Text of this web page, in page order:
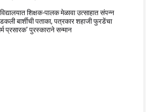
विद्यालयात शिक्षक-पालक मेळावा उत्साहात संपन्न
बार्शीची पताका, पत्रकार शहाजी फुरडेंचा
प्रसारक' पुरस्काराने सन्मान